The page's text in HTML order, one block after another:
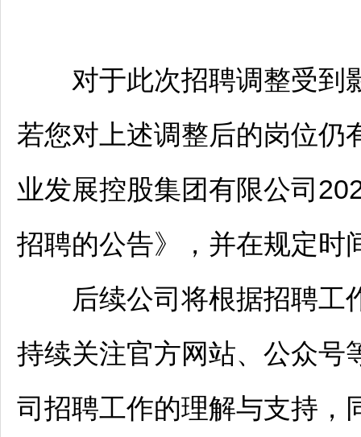
对于此次招聘调整受到
若您对上述调整后的岗位仍
业发展控股集团有限公司
招聘的公告》，并在规定时
后续公司将根据招聘工
持续关注官方网站、公众号
司 招聘工作的理解与支持，